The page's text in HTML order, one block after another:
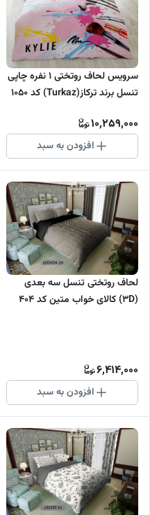
سرویس لحاف روتختی 1 نفره چاپی
تنسل برند ترکاز(Turkaz) کد 1050
10,259,000
افزودن به سبد
لحاف روتختی تنسل سه بعدی
(3D) کالای خواب متین کد 404
6,414,000
افزودن به سبد